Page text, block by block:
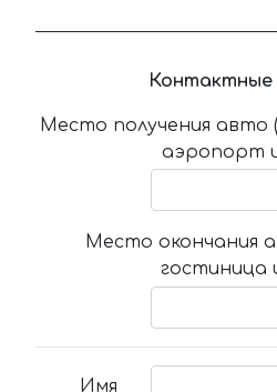
Контактные
Место получения авто
аэропорт
Место окончания
гостиница
Имя